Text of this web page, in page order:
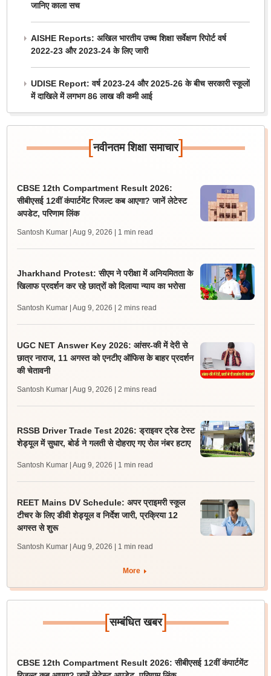
जानिए काला सच
AISHE Reports: अखिल भारतीय उच्च शिक्षा सर्वेक्षण रिपोर्ट वर्ष
2022-23 और 2023-24 के लिए जारी
UDISE Report: वर्ष 2023-24 और 2025-26 के बीच सरकारी स्कूलों
में दाखिले में लगभग 86 लाख की कमी आई
[नवीनतम शिक्षा समाचार]
CBSE 12th Compartment Result 2026:
सीबीएसई 12वीं कंपार्टमेंट रिजल्ट कब आएगा? जानें लेटेस्ट
अपडेट, परिणाम लिंक
Santosh Kumar | Aug 9, 2026 | 1 min read
Jharkhand Protest: सीएम ने परीक्षा में अनियमितता के
खिलाफ प्रदर्शन कर रहे छात्रों को दिलाया न्याय का भरोसा
Santosh Kumar | Aug 9, 2026 | 2 mins read
UGC NET Answer Key 2026: आंसर-की में देरी से
छात्र नाराज, 11 अगस्त को एनटीए ऑफिस के बाहर प्रदर्शन
की चेतावनी
Santosh Kumar | Aug 9, 2026 | 2 mins read
RSSB Driver Trade Test 2026: ड्राइवर ट्रेड टेस्ट
शेड्यूल में सुधार, बोर्ड ने गलती से दोहराए गए रोल नंबर हटाए
Santosh Kumar | Aug 9, 2026 | 1 min read
REET Mains DV Schedule: अपर प्राइमरी स्कूल
टीचर के लिए डीवी शेड्यूल व निर्देश जारी, प्रक्रिया 12
अगस्त से शुरू
Santosh Kumar | Aug 9, 2026 | 1 min read
More
[सम्बंधित खबर]
CBSE 12th Compartment Result 2026: सीबीएसई 12वीं कंपार्टमेंट